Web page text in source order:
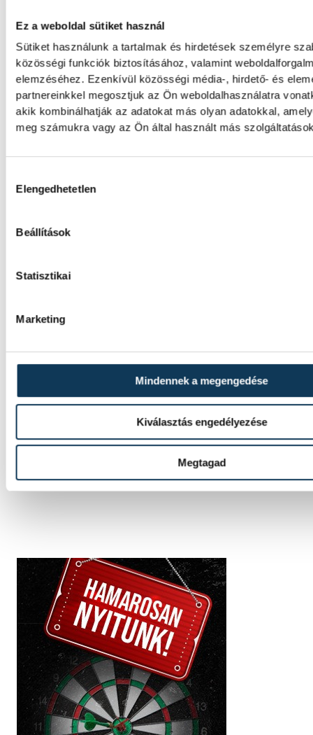
Ez a weboldal sütiket használ
Sütiket használunk a tartalmak és hirdetések személyre
közösségi funkciók biztosításához, valamint
elemzéséhez. Ezenkívül közösségi média-, hirdető- és
partnereinkkel megosztjuk az Ön weboldalhasználatra
akik kombinálhatják az adatokat más olyan adatokkal,
meg számukra vagy az Ön által használt más
Elengedhetetlen
Beállítások
Statisztikai
Marketing
Mindennek a megengedése
Kiválasztás engedélyezése
Megtagad
elhelyezték az emlékezés koszorúit a
szervezetek, a rendőrség, tűzoltóság
önkormányzat nevében Porga Gyula
Navracsics Tibor, a város parlamenti
Antal. A szobor előtt fejet hajtottak a Fidesz, a
A megemlékezést követően a Petőfi
Fülöp adott elő Liszt-darabokat.
SZERZŐ
Schöngrundtner
Tamás